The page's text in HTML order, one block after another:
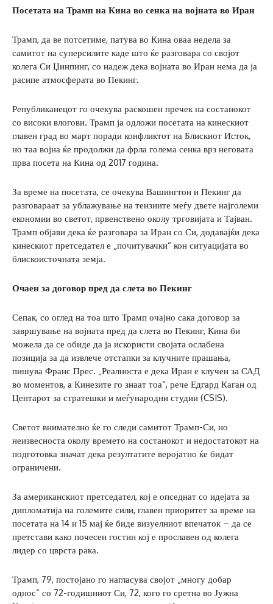
Посетата на Трамп на Кина во сенка на војната во Иран
Трамп, да ве потсетиме, патува во Кина оваа недела за
самитот на суперсилите каде што ќе разговара со својот
колега Си Џинпинг, со надеж дека војната во Иран нема да ја
расипе атмосферата во Пекинг.
Републиканецот го очекува раскошен пречек на состанокот
со високи влогови. Трамп ја одложи посетата на кинескиот
главен град во март поради конфликтот на Блискиот Исток,
но таа војна ќе продолжи да фрла голема сенка врз неговата
прва посета на Кина од 2017 година.
За време на посетата, се очекува Вашингтон и Пекинг да
разговараат за ублажување на тензиите меѓу двете најголеми
економии во светот, првенствено околу трговијата и Тајван.
Трамп објави дека ќе разговара за Иран со Си, додавајќи дека
кинескиот претседател е „почитувачки“ кон ситуацијата во
блискоисточната земја.
Очаен за договор пред да слета во Пекинг
Сепак, со оглед на тоа што Трамп очајно сака договор за
завршување на војната пред да слета во Пекинг, Кина би
можела да се обиде да ја искористи својата ослабена
позиција за да извлече отстапки за клучните прашања,
пишува Франс Прес. „Реалноста е дека Иран е клучен за САД
во моментов, а Кинезите го знаат тоа“, рече Едгард Каган од
Центарот за стратешки и меѓународни студии (CSIS).
Светот внимателно ќе го следи самитот Трамп-Си, но
неизвесноста околу времето на состанокот и недостатокот на
подготовка значат дека резултатите веројатно ќе бидат
ограничени.
За американскиот претседател, кој е опседнат со идејата за
дипломатија на големите сили, главен приоритет за време на
посетата на 14 и 15 мај ќе биде визуелниот впечаток – да се
претстави како почесен гостин кој е прославен од колега
лидер со цврста рака.
Трамп, 79, постојано го нагласува својот „многу добар
однос“ со 72-годишниот Си, 72, кого го сретна во Јужна